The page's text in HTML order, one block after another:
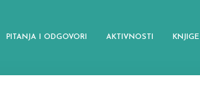
PITANJA I ODGOVORI AKTIVNOSTI KNJIGE